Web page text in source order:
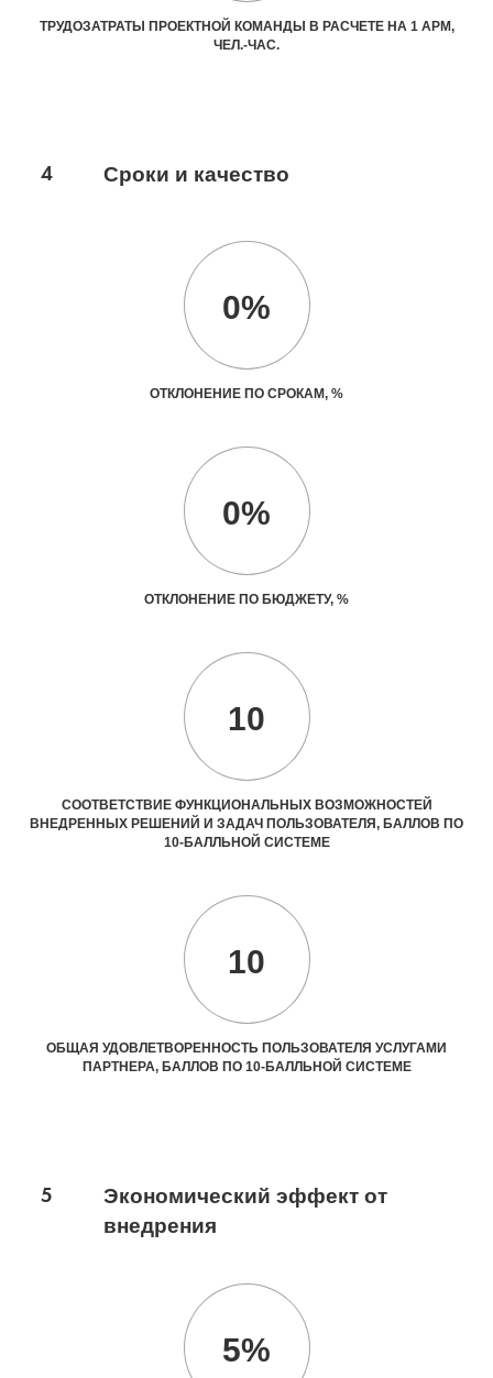
ТРУДОЗАТРАТЫ ПРОЕКТНОЙ КОМАНДЫ В РАСЧЕТЕ НА 1 АРМ,
ЧЕЛ.-ЧАС.
4 Сроки и качество
0%
ОТКЛОНЕНИЕ ПО СРОКАМ, %
0%
ОТКЛОНЕНИЕ ПО БЮДЖЕТУ, %
10
СООТВЕТСТВИЕ ФУНКЦИОНАЛЬНЫХ ВОЗМОЖНОСТЕЙ
ВНЕДРЕННЫХ РЕШЕНИЙ И ЗАДАЧ ПОЛЬЗОВАТЕЛЯ, БАЛЛОВ ПО
10-БАЛЛЬНОЙ СИСТЕМЕ
10
ОБЩАЯ УДОВЛЕТВОРЕННОСТЬ ПОЛЬЗОВАТЕЛЯ УСЛУГАМИ
ПАРТНЕРА, БАЛЛОВ ПО 10-БАЛЛЬНОЙ СИСТЕМЕ
5
Экономический эффект от
внедрения
5%